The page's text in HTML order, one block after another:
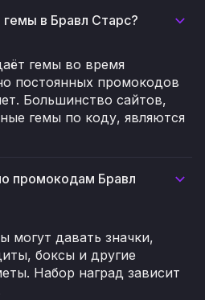
в Бравл Старс?
гемы во время
постоянных промокодов
Большинство сайтов,
гемы по коду, являются
промокодам Бравл
могут давать значки,
боксы и другие
Набор наград зависит